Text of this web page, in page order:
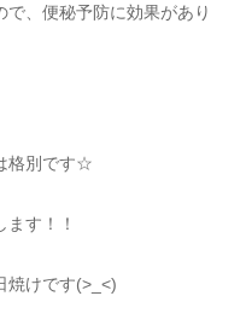
、便秘予防に効果があり
格別です☆
す！！
焼けです(>_<)